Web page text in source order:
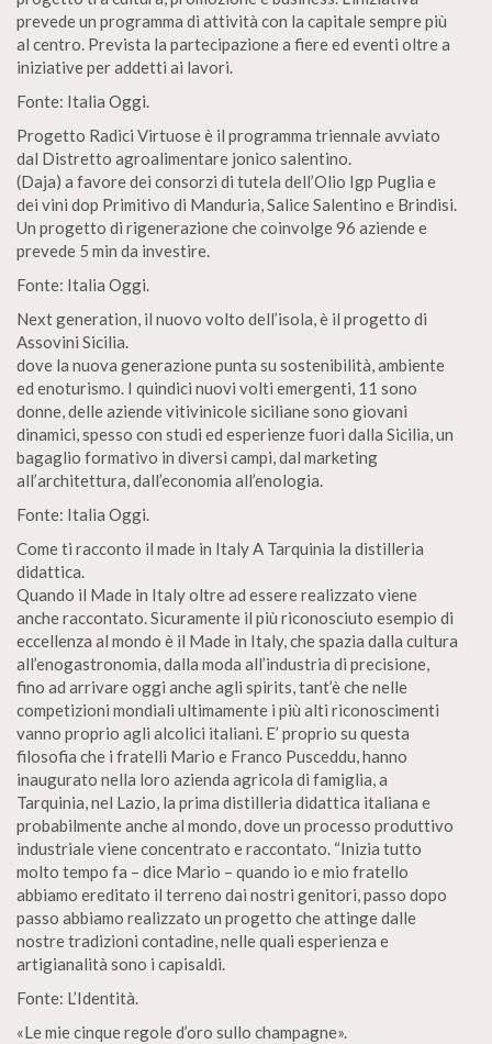
prevede un programma di attività con la capitale sempre più
al centro. Prevista la partecipazione a fiere ed eventi oltre a
iniziative per addetti ai lavori.
Fonte: Italia Oggi.
Progetto Radici Virtuose è il programma triennale avviato
dal Distretto agroalimentare jonico salentino.
(Daja) a favore dei consorzi di tutela dell’Olio Igp Puglia e
dei vini dop Primitivo di Manduria, Salice Salentino e Brindisi.
Un progetto di rigenerazione che coinvolge 96 aziende e
prevede 5 min da investire.
Fonte: Italia Oggi.
Next generation, il nuovo volto dell’isola, è il progetto di
Assovini Sicilia.
dove la nuova generazione punta su sostenibilità, ambiente
ed enoturismo. I quindici nuovi volti emergenti, 11 sono
donne, delle aziende vitivinicole siciliane sono giovani
dinamici, spesso con studi ed esperienze fuori dalla Sicilia, un
bagaglio formativo in diversi campi, dal marketing
all’architettura, dall’economia all’enologia.
Fonte: Italia Oggi.
Come ti racconto il made in Italy A Tarquinia la distilleria
didattica.
Quando il Made in Italy oltre ad essere realizzato viene
anche raccontato. Sicuramente il più riconosciuto esempio di
eccellenza al mondo è il Made in Italy, che spazia dalla cultura
all’enogastronomia, dalla moda all’industria di precisione,
fino ad arrivare oggi anche agli spirits, tant’è che nelle
competizioni mondiali ultimamente i più alti riconoscimenti
vanno proprio agli alcolici italiani. E’ proprio su questa
filosofia che i fratelli Mario e Franco Pusceddu, hanno
inaugurato nella loro azienda agricola di famiglia, a
Tarquinia, nel Lazio, la prima distilleria didattica italiana e
probabilmente anche al mondo, dove un processo produttivo
industriale viene concentrato e raccontato. “Inizia tutto
molto tempo fa – dice Mario – quando io e mio fratello
abbiamo ereditato il terreno dai nostri genitori, passo dopo
passo abbiamo realizzato un progetto che attinge dalle
nostre tradizioni contadine, nelle quali esperienza e
artigianalità sono i capisaldi.
Fonte: L’Identità.
«Le mie cinque regole d’oro sullo champagne».